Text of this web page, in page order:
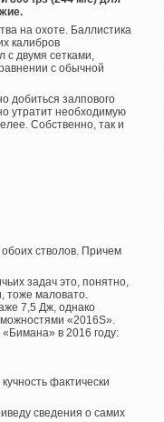
на охоте. Баллистика
калибров
двумя сетками,
с обычной
добиться залпового
утратит необходимую
Собственно, так и
стволов. Причем
задач это, понятно,
тоже маловато.
7,5 Дж, однако
«2016S».
в 2016 году:
фактически
сведения о самих